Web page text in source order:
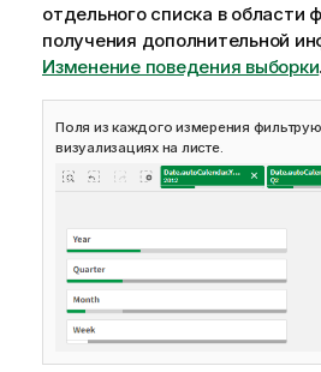
отдельного списка в области
получения дополнительной
Изменение поведения выборки.
Поля из каждого измерения
визуализациях на листе.